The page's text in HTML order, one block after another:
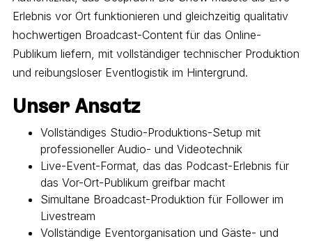
Erlebnis vor Ort funktionieren und gleichzeitig qualitativ
hochwertigen Broadcast-Content für das Online-
Publikum liefern, mit vollständiger technischer Produktion
und reibungsloser Eventlogistik im Hintergrund.
Unser Ansatz
Vollständiges Studio-Produktions-Setup mit
professioneller Audio- und Videotechnik
Live-Event-Format, das das Podcast-Erlebnis für
das Vor-Ort-Publikum greifbar macht
Simultane Broadcast-Produktion für Follower im
Livestream
Vollständige Eventorganisation und Gäste- und